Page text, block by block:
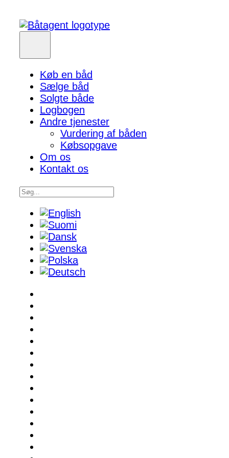
Køb en båd
Sælge båd
Solgte både
Logbogen
Andre tjenester
Vurdering af båden
Købsopgave
Om os
Kontakt os